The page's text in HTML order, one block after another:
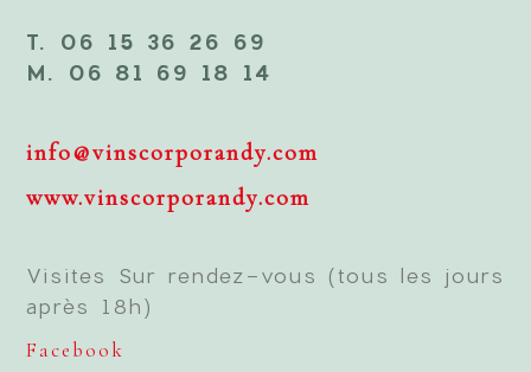
T. 06 15 36 26 69
M. 06 81 69 18 14
info@vinscorporandy.com
www.vinscorporandy.com
Visites Sur rendez-vous (tous les jours
après 18h)
Facebook